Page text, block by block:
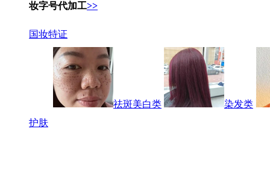
妆字号代加工>>
国妆特证
祛斑美白类
染发类
护肤